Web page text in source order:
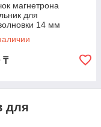
магнетрона
для
14 мм
₸
для